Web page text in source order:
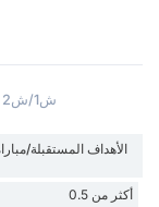
ش1/ش2
الأهداف المستقبلة/
أكثر من 0.5